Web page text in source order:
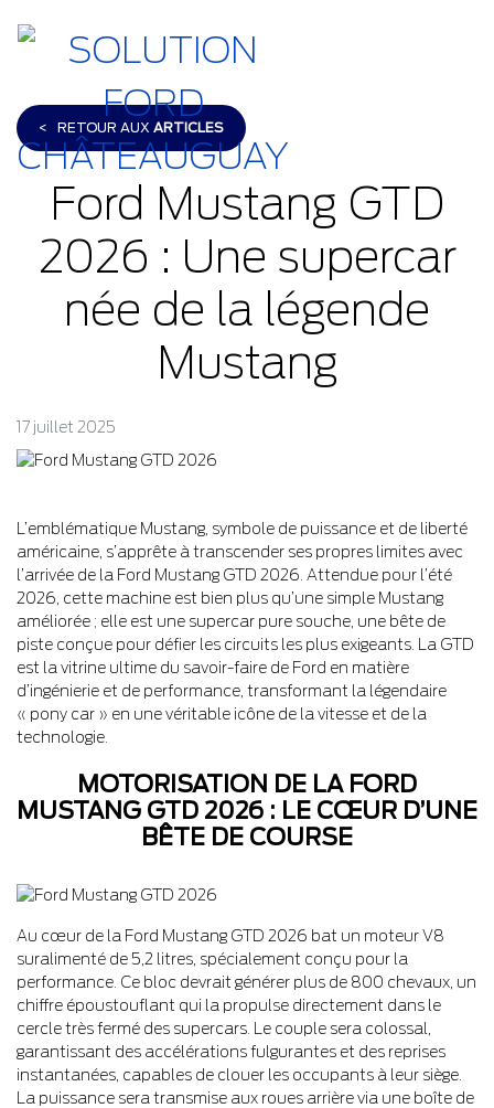
< RETOUR AUX ARTICLES
Ford Mustang GTD
2026 : Une supercar
née de la légende
Mustang
17 juillet 2025
L’emblématique Mustang, symbole de puissance et de liberté
américaine, s’apprête à transcender ses propres limites avec
l’arrivée de la Ford Mustang GTD 2026. Attendue pour l’été
2026, cette machine est bien plus qu’une simple Mustang
améliorée ; elle est une supercar pure souche, une bête de
piste conçue pour défier les circuits les plus exigeants. La GTD
est la vitrine ultime du savoir-faire de Ford en matière
d’ingénierie et de performance, transformant la légendaire
« pony car » en une véritable icône de la vitesse et de la
technologie.
MOTORISATION DE LA FORD
MUSTANG GTD 2026 : LE CŒUR D’UNE
BÊTE DE COURSE
Au cœur de la Ford Mustang GTD 2026 bat un moteur V8
suralimenté de 5,2 litres, spécialement conçu pour la
performance. Ce bloc devrait générer plus de 800 chevaux, un
chiffre époustouflant qui la propulse directement dans le
cercle très fermé des supercars. Le couple sera colossal,
garantissant des accélérations fulgurantes et des reprises
instantanées, capables de clouer les occupants à leur siège.
La puissance sera transmise aux roues arrière via une boîte de